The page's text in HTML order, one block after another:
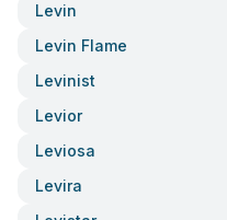
Levin
Levin Flame
Levinist
Levior
Leviosa
Levira